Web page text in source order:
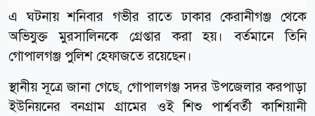
এ ঘটনায় শনিবার গভীর রাতে ঢাকার কেরানীগঞ্জ থেকে
অভিযুক্ত মুরসালিনকে গ্রেপ্তার করা হয়। বর্তমানে তিনি
গোপালগঞ্জ পুলিশ হেফাজতে রয়েছেন।
স্থানীয় সূত্রে জানা গেছে, গোপালগঞ্জ সদর উপজেলার করপাড়া
ইউনিয়নের বনগ্রাম গ্রামের ওই শিশু পার্শ্ববর্তী কাশিয়ানী